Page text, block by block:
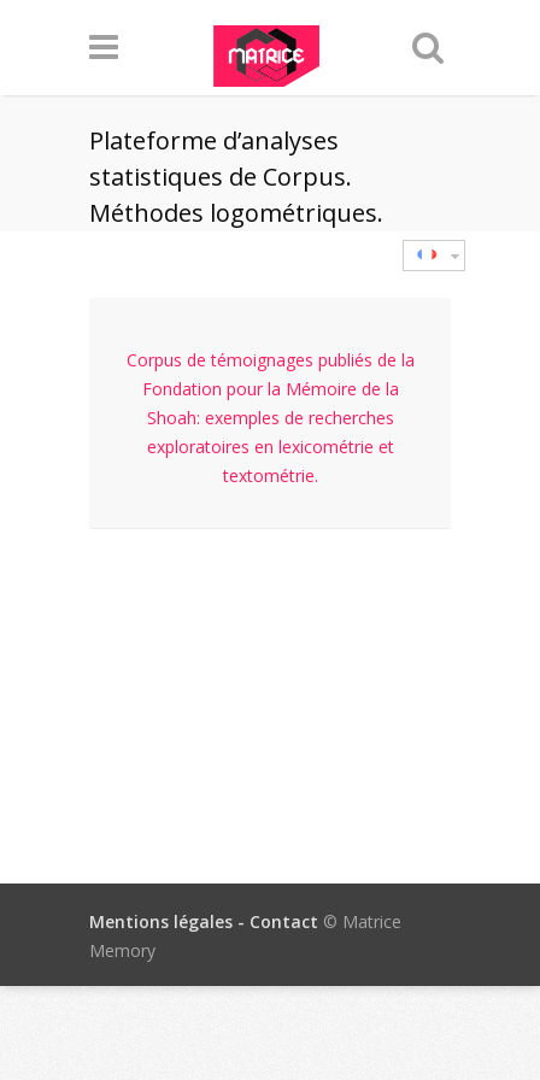
Plateforme d’analyses
statistiques de Corpus.
Méthodes logométriques.
Corpus de témoignages publiés de la
Fondation pour la Mémoire de la
Shoah: exemples de recherches
exploratoires en lexicométrie et
textométrie.
Mentions légales - Contact © Matrice
Memory